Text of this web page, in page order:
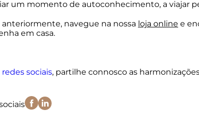
um momento de autoconhecimento, a viajar
navegue na nossa loja online e
em casa.
redes sociais, partilhe connosco as